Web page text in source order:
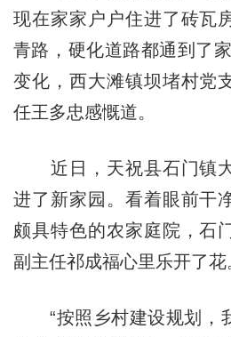
现在家家户户住进了砖瓦
青路，硬化道路都通到了
变化，西大滩镇坝堵村党
任王多忠感慨道。
近日，天祝县石门镇大
进了新家园。看着眼前干
颇具特色的农家庭院，石
副主任祁成福心里乐开了花
“按照乡村建设规划，